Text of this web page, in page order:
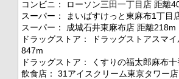
コンビニ： ローソン三田一丁目店 距離
スーパー： まいばすけっと東麻布1丁目
スーパー： 成城石井東麻布店 距離218m
ドラッグストア： ドラッグストアスマ
847m
ドラッグストア： くすりの福太郎麻布
飲食店： 31アイスクリーム東京タワー